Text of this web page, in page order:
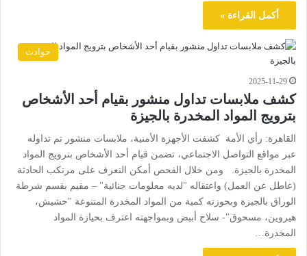
أكمل القراءة »
حوادث
2025-11-29
كشف ملابسات تداول منشور بقيام أحد الأشخاص
بترويج المواد المخدرة بالجيزة
القاهرة: رأي الأمة كشفت الأجهزة الأمنية، ملابسات منشور تم تداوله
عبر مواقع التواصل الاجتماعي، تضمن قيام أحد الأشخاص بترويج المواد
المخدرة بالجيزة. ومن خلال الفحص أمكن التعرف على مرتكب الحادثة
(عاطل عن العمل) واعتقاله "لديه معلومات جنائية" – مقيم بقسم شرطة
الوراق بالجيزة وبحوزته كمية من المواد المخدرة المتنوعة "حشيش،
هيروين، مسحوق"- سلاح أبيض وبمواجهته اعترف بحيازة المواد
المخدرة…